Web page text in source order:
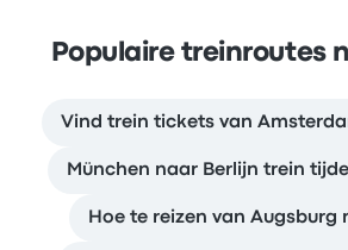
Populaire treinroutes
Vind trein tickets van
München naar Berlijn trein
Hoe te reizen van Augsburg